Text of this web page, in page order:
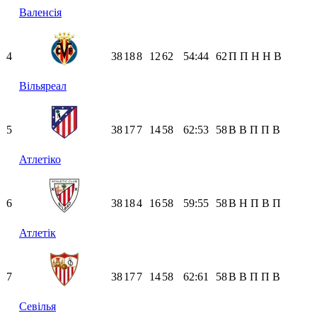
Валенсія
4
Вільяреал
38188 1262 54:44 62П П Н Н В
5
Атлетіко
38177 1458 62:53 58В В П П В
6
Атлетік
38184 1658 59:55 58В Н П В П
7
Севілья
38177 1458 62:61 58В В П П В